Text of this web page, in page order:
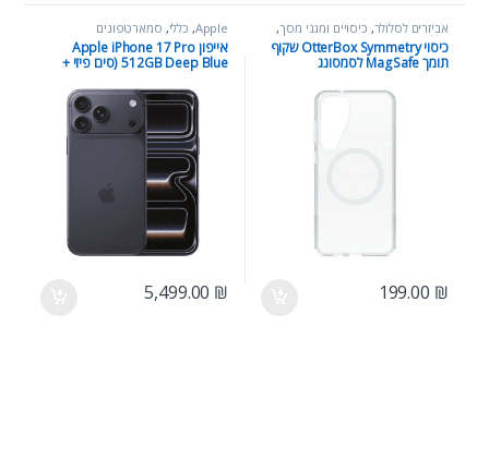
אביזרים לסלולר, כיסויים ומגני מסך,
כללי
כיסוי OtterBox Symmetry שקוף
תומך MagSafe לסמסונג
199.00 ₪
Apple
, כללי, סמארטפונים
אייפון Apple iPhone 17 Pro
512GB Deep Blue (סים פיזי +
5,499.00 ₪